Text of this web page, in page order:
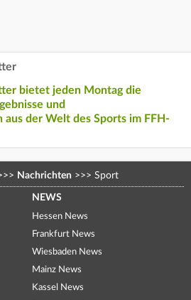
bietet jeden Montag die
und
der Welt des Sports im FFH-
Nachrichten >>> Sport
NEWS
Hessen News
Frankfurt News
Wiesbaden News
Mainz News
Kassel News